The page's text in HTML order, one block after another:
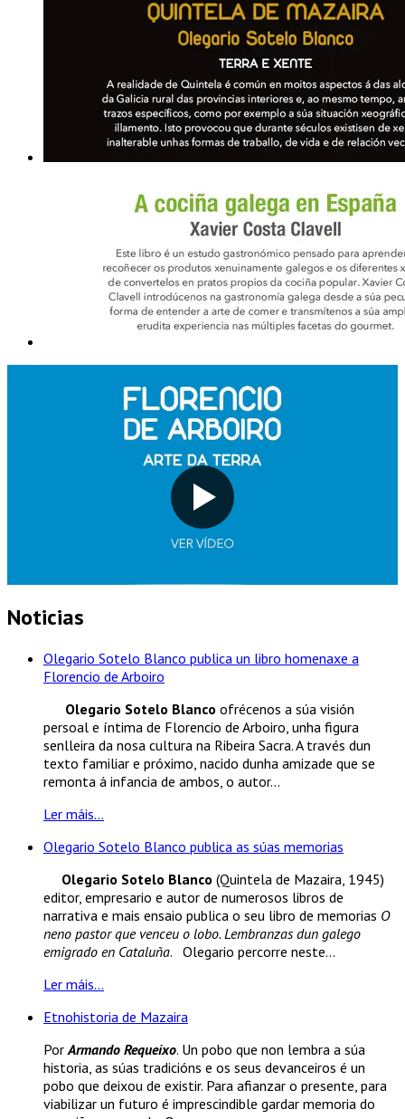
Noticias
Olegario Sotelo Blanco publica un libro homenaxe a
Florencio de Arboiro
Olegario Sotelo Blanco ofrécenos a súa visión
persoal e íntima de Florencio de Arboiro, unha figura
senlleira da nosa cultura na Ribeira Sacra. A través dun
texto familiar e próximo, nacido dunha amizade que se
remonta á infancia de ambos, o autor...
Ler máis...
Olegario Sotelo Blanco publica as súas memorias
Olegario Sotelo Blanco (Quintela de Mazaira, 1945)
editor, empresario e autor de numerosos libros de
narrativa e mais ensaio publica o seu libro de memorias O
neno pastor que venceu o lobo. Lembranzas dun galego
emigrado en Cataluña. Olegario percorre neste...
Ler máis...
Etnohistoria de Mazaira
Por Armando Requeixo. Un pobo que non lembra a súa
historia, as súas tradicións e os seus devanceiros é un
pobo que deixou de existir. Para afianzar o presente, para
viabilizar un futuro é imprescindible gardar memoria do